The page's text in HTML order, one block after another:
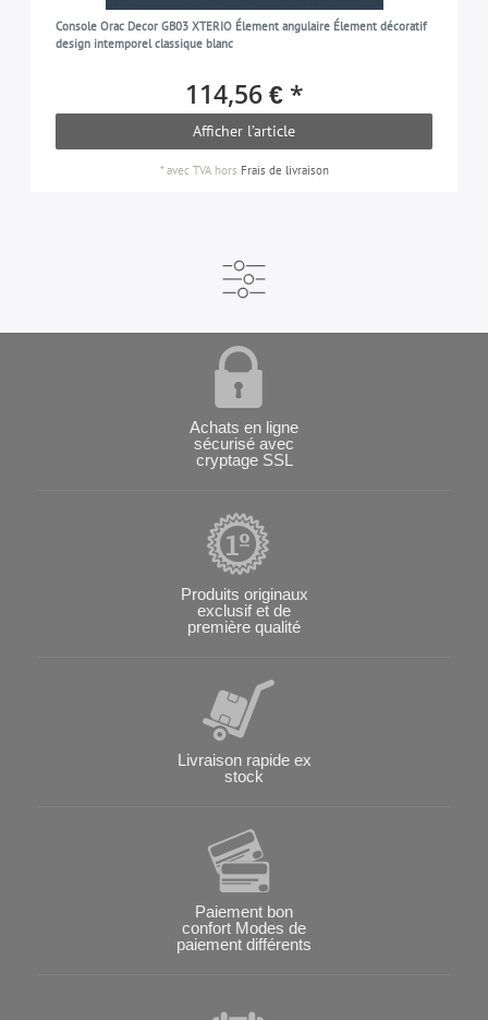
Console Orac Decor GB03 XTERIO Élement angulaire Élement décoratif
design intemporel classique blanc
114,56 € *
Afficher l’article
*avec TVAhors Frais de livraison
Achats en ligne
sécurisé avec
cryptage SSL
Produits originaux
exclusif et de
première qualité
Livraison rapide ex
stock
Paiement bon
confort Modes de
paiement différents